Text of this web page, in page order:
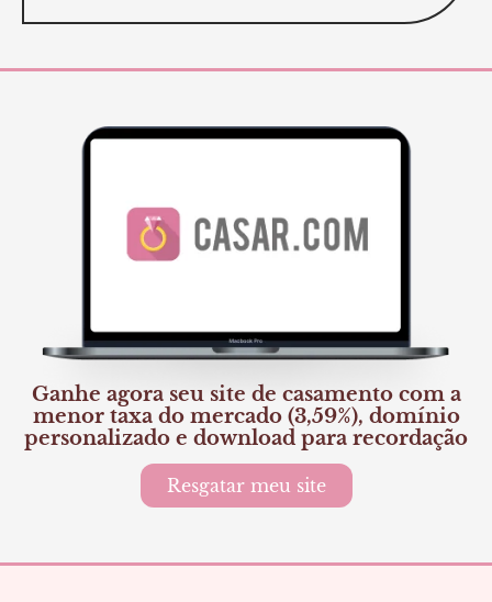
Ganhe agora seu site de casamento com a
menor taxa do mercado (3,59%), domínio
personalizado e download para recordação
Resgatar meu site